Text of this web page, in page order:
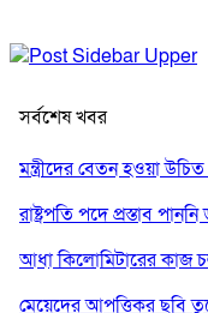
সর্বশেষ খবর
মন্ত্রীদের বেতন হওয়া
রাষ্ট্রপতি পদে প্রস্তাব
আধা কিলোমিটারের কাজ
মেয়েদের আপত্তিকর ছবি